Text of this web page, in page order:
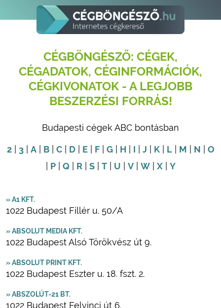
CÉGBÖNGÉSZŐ: CÉGEK,
CÉGADATOK, CÉGINFORMÁCIÓK,
CÉGKIVONATOK - A LEGJOBB
BESZERZÉSI FORRÁS!
Budapesti cégek ABC bontásban
2| 3| A| B| C| D| E| F| G| H I J K| L| M N
O
P| Q R S| T| U V| W| X| Y
» A1 KFT.
1022 Budapest Fillér u. 50/A
» ABSOLUT MEDIA KFT.
1022 Budapest Alsó Törökvész út 9.
» ABSOLUT PRINT KFT.
1022 Budapest Eszter u. 18. fszt. 2.
» ABSZOLÚT-21 BT.
1022 Budapest Felvinci út 6.